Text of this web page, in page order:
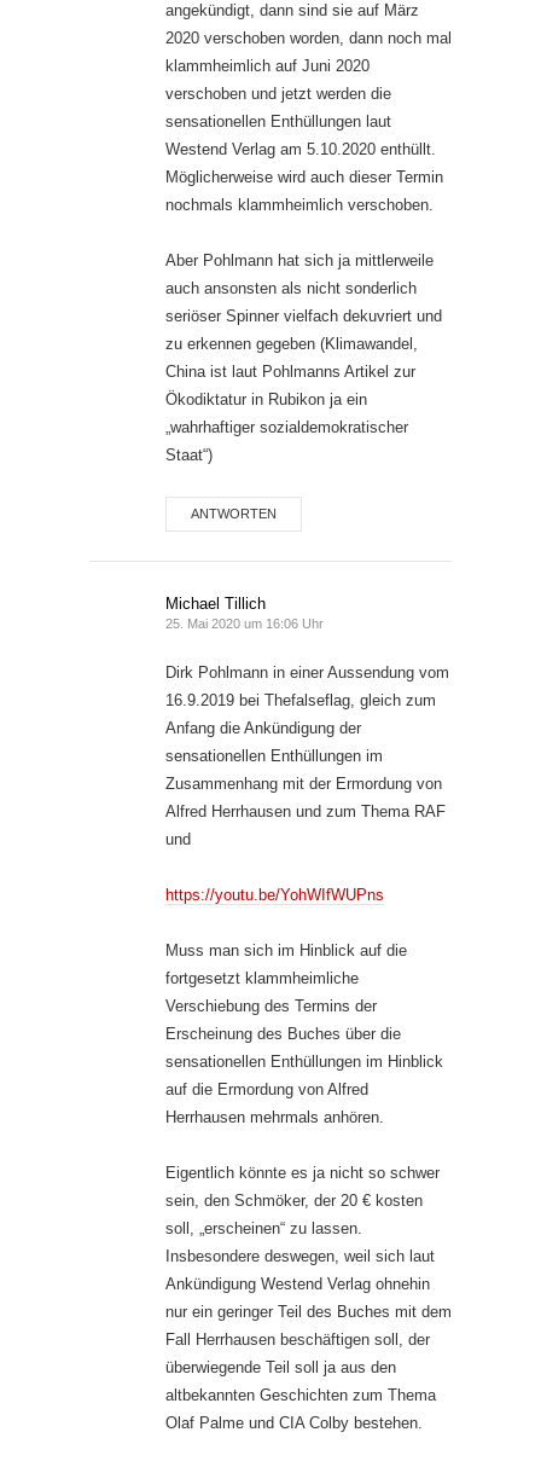
angekündigt, dann sind sie auf März
2020 verschoben worden, dann noch mal
klammheimlich auf Juni 2020
verschoben und jetzt werden die
sensationellen Enthüllungen laut
Westend Verlag am 5.10.2020 enthüllt.
Möglicherweise wird auch dieser Termin
nochmals klammheimlich verschoben.
Aber Pohlmann hat sich ja mittlerweile
auch ansonsten als nicht sonderlich
seriöser Spinner vielfach dekuvriert und
zu erkennen gegeben (Klimawandel,
China ist laut Pohlmanns Artikel zur
Ökodiktatur in Rubikon ja ein
„wahrhaftiger sozialdemokratischer
Staat“)
ANTWORTEN
Michael Tillich
25. Mai 2020 um 16:06 Uhr
Dirk Pohlmann in einer Aussendung vom
16.9.2019 bei Thefalseflag, gleich zum
Anfang die Ankündigung der
sensationellen Enthüllungen im
Zusammenhang mit der Ermordung von
Alfred Herrhausen und zum Thema RAF
und
https://youtu.be/YohWIfWUPns
Muss man sich im Hinblick auf die
fortgesetzt klammheimliche
Verschiebung des Termins der
Erscheinung des Buches über die
sensationellen Enthüllungen im Hinblick
auf die Ermordung von Alfred
Herrhausen mehrmals anhören.
Eigentlich könnte es ja nicht so schwer
sein, den Schmöker, der 20 € kosten
soll, „erscheinen“ zu lassen.
Insbesondere deswegen, weil sich laut
Ankündigung Westend Verlag ohnehin
nur ein geringer Teil des Buches mit dem
Fall Herrhausen beschäftigen soll, der
überwiegende Teil soll ja aus den
altbekannten Geschichten zum Thema
Olaf Palme und CIA Colby bestehen.